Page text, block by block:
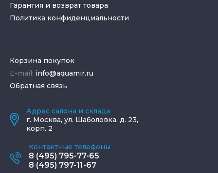
Гарантия и возврат товара
Политика конфиденциальности
Корзина покупок
E-mail: info@aquamir.ru
Обратная связь
Адрес салона и склада
г. Москва, ул. Шаболовка, д. 23,
корп. 2
Контактные телефоны
8 (495) 795-77-65
8 (495) 797-11-67